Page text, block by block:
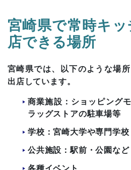
宮崎県で常時キ
店できる場所
宮崎県では、以下のような場
出店しています。
商業施設：ショッピング
ラッグストアの駐車場等
学校：宮崎大学や専門学校
公共施設：駅前・公園など